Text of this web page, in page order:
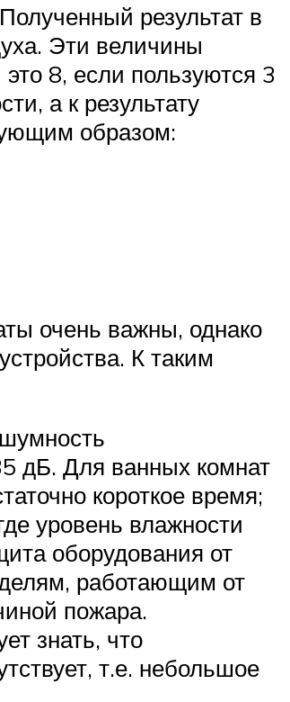
результат в
Эти величины
8, если пользуются 3
а к результату
образом:
очень важны, однако
К таким
дБ. Для ванных комнат
короткое время;
уровень влажности
оборудования от
работающим от
пожара.
знать, что
т.е. небольшое